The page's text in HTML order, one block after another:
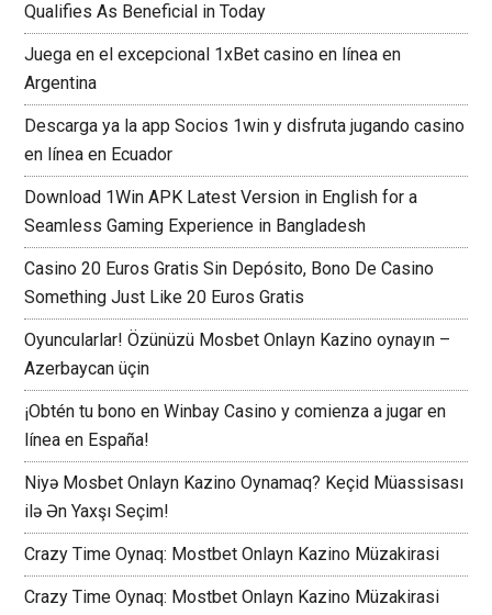
Qualifies As Beneficial in Today
Juega en el excepcional 1xBet casino en línea en
Argentina
Descarga ya la app Socios 1win y disfruta jugando casino
en línea en Ecuador
Download 1Win APK Latest Version in English for a
Seamless Gaming Experience in Bangladesh
Casino 20 Euros Gratis Sin Depósito, Bono De Casino
Something Just Like 20 Euros Gratis
Oyuncularlar! Özünüzü Mosbet Onlayn Kazino oynayın –
Azerbaycan üçin
¡Obtén tu bono en Winbay Casino y comienza a jugar en
línea en España!
Niyə Mosbet Onlayn Kazino Oynamaq? Keçid Müassisası
ilə Ən Yaxşı Seçim!
Crazy Time Oynaq: Mostbet Onlayn Kazino Müzakirasi
Crazy Time Oynaq: Mostbet Onlayn Kazino Müzakirasi